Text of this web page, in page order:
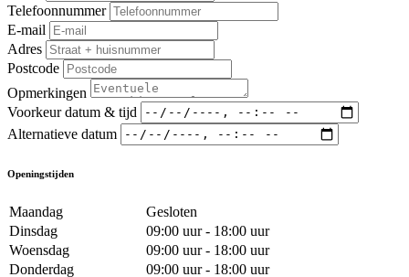
Telefoonnummer
E-mail
Adres
Postcode
Opmerkingen
Voorkeur datum & tijd
Alternatieve datum
Openingstijden
Maandag
Gesloten
Dinsdag
09:00 uur - 18:00 uur
Woensdag
09:00 uur - 18:00 uur
Donderdag
09:00 uur - 18:00 uur